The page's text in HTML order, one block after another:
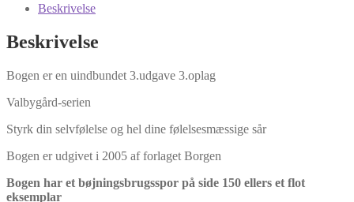
Beskrivelse
Beskrivelse
Bogen er en uindbundet 3.udgave 3.oplag
Valbygård-serien
Styrk din selvfølelse og hel dine følelsesmæssige sår
Bogen er udgivet i 2005 af forlaget Borgen
Bogen har et bøjningsbrugsspor på side 150 ellers et flot
eksemplar